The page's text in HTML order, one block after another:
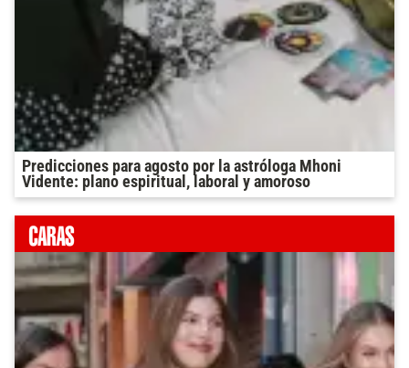
Predicciones para agosto por la astróloga Mhoni
Vidente: plano espiritual, laboral y amoroso